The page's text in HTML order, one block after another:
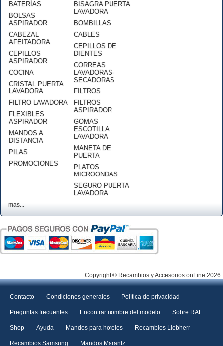
BATERÍAS
BOLSAS
ASPIRADOR
CABEZAL
AFEITADORA
CEPILLOS
ASPIRADOR
COCINA
CRISTAL PUERTA
LAVADORA
FILTRO LAVADORA
FLEXIBLES
ASPIRADOR
MANDOS A
DISTANCIA
PILAS
PROMOCIONES
BISAGRA PUERTA
LAVADORA
BOMBILLAS
CABLES
CEPILLOS DE
DIENTES
CORREAS
LAVADORAS-
SECADORAS
FILTROS
FILTROS
ASPIRADOR
GOMAS
ESCOTILLA
LAVADORA
MANETA DE
PUERTA
PLATOS
MICROONDAS
SEGURO PUERTA
LAVADORA
mas...
Copyright © Recambios y Accesorios onLine 2026
Contacto Condiciones generales Política de privacidad
Preguntas frecuentes Encontrar nombre del modelo Sobre RAL
Shop Ayuda Mandos para hoteles Recambios Liebherr
Recambios Samsung Mandos Marantz